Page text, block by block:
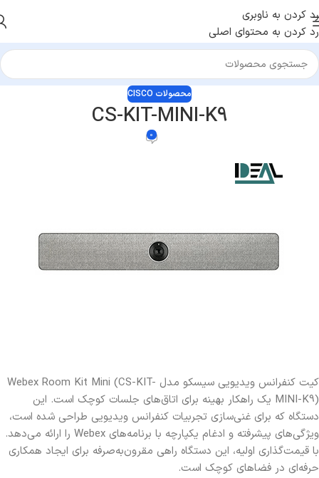
رد کردن به ناوبری
رد کردن به محتوای اصلی
محصولات CISCO
CS-KIT-MINI-K9
0
کیت کنفرانس ویدیویی سیسکو مدل Webex Room Kit Mini (CS-KIT-
MINI-K9) یک راهکار بهینه برای اتاق‌های جلسات کوچک است. این
دستگاه که برای غنی‌سازی تجربیات کنفرانس ویدیویی طراحی شده است،
ویژگی‌های پیشرفته و ادغام یکپارچه با برنامه‌های Webex را ارائه می‌دهد.
با قیمت‌گذاری اولیه، این دستگاه راهی مقرون‌به‌صرفه برای ایجاد همکاری
حرفه‌ای در فضاهای کوچک است.